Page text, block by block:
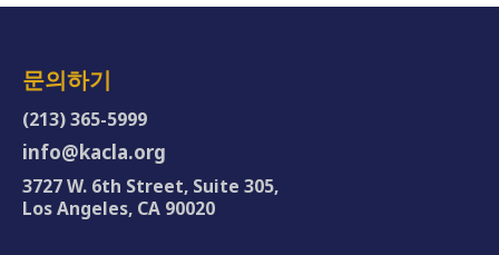
문의하기
(213) 365-5999
info@kacla.org
3727 W. 6th Street, Suite 305,
Los Angeles, CA 90020